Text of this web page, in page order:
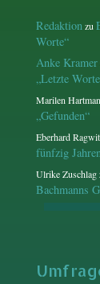
Redaktionzu
Worte“
Anke Kramer
„Letzte
Marilen
„Gefunden“
Eberhard
fünfzig
Ulrike Zuschlag
Bachmanns